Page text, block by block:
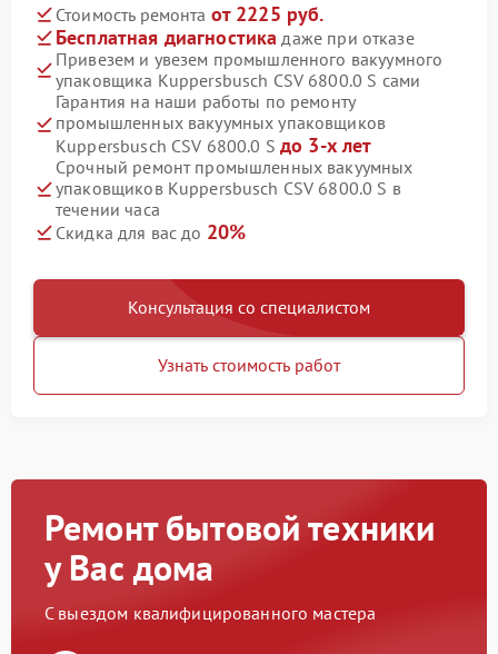
Стоимость ремонта от 2225 руб.
Бесплатная диагностика даже при отказе
Привезем и увезем промышленного вакуумного
упаковщика Kuppersbusch CSV 6800.0 S сами
Гарантия на наши работы по ремонту
промышленных вакуумных упаковщиков
Kuppersbusch CSV 6800.0 S до 3-х лет
Срочный ремонт промышленных вакуумных
упаковщиков Kuppersbusch CSV 6800.0 S в
течении часа
Скидка для вас до 20%
Консультация со специалистом
Узнать стоимость работ
Ремонт бытовой техники
у Вас дома
С выездом квалифицированного мастера